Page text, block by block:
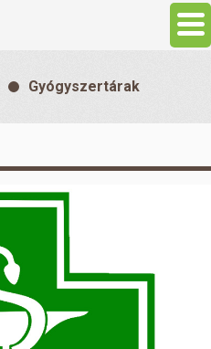
Gyógyszertárak